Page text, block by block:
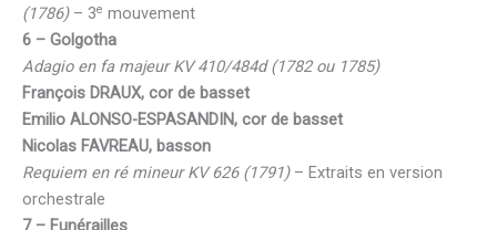
(1786) – 3e mouvement
6 – Golgotha
Adagio en fa majeur KV 410/484d (1782 ou 1785)
François DRAUX, cor de basset
Emilio ALONSO-ESPASANDIN, cor de basset
Nicolas FAVREAU, basson
Requiem en ré mineur KV 626 (1791)– Extraits en version
orchestrale
7 – Funérailles